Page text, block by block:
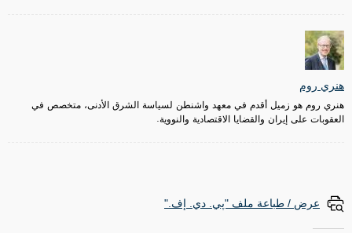
هنري روم
هنري روم هو زميل أقدم في معهد واشنطن لسياسة الشرق الأدنى، متخصص في
العقوبات على إيران والقضايا الاقتصادية والنووية.
عرض / طباعة ملف "پي. دي. إف."